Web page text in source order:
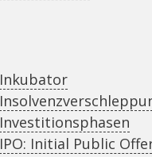
Inkubator
Investitionsphasen
IPO: Initial Public